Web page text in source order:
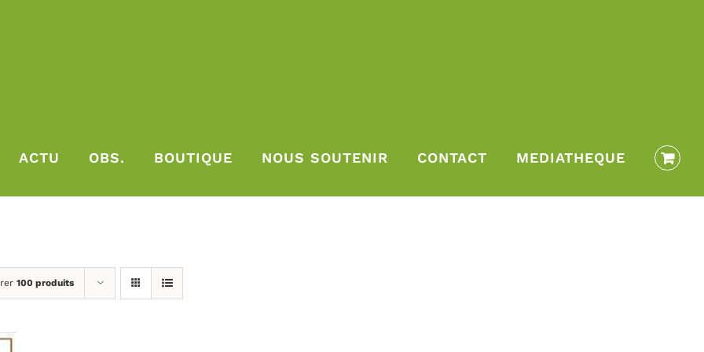
ACTU OBS. BOUTIQUE NOUS SOUTENIR CONTACT MEDIATHEQUE
100 produits